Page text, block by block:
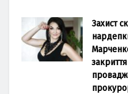
Захист
закриття